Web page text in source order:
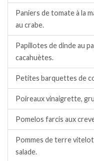
Paniers de tomate à la
au crabe.
Papillotes de dinde au
cacahuètes.
Petites barquettes de
Poireaux vinaigrette,
Pomelos farcis aux
Pommes de terre
salade.